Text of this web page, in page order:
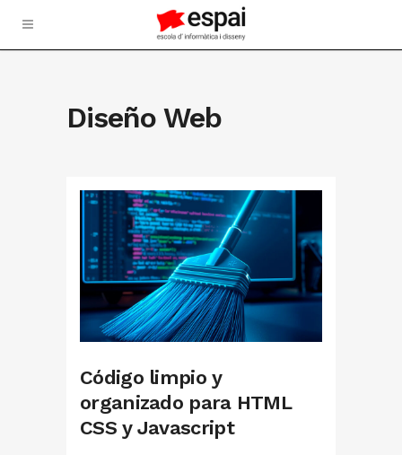
Diseño Web
Código limpio y
organizado para HTML
CSS y Javascript